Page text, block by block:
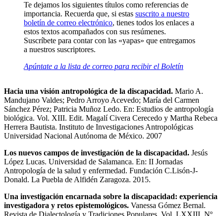
Te dejamos los siguientes títulos como referencias de
importancia. Recuerda que, si estas suscrito a nuestro
boletín de correo electrónico, tienes todos los enlaces a
estos textos acompañados con sus resúmenes.
Suscríbete para contar con las «yapas» que entregamos
a nuestros suscriptores.
Apúntate a la lista de correo para recibir el Boletín
Hacia una visión antropológica de la discapacidad. Mario A.
Mandujano Valdes; Pedro Arroyo Acevedo; María del Carmen
Sánchez Pérez; Patricia Muñoz Ledo. En: Estudios de antropología
biológica. Vol. XIII. Edit. Magalí Civera Cerecedo y Martha Rebeca
Herrera Bautista. Instituto de Investigaciones Antropológicas
Universidad Nacional Autónoma de México. 2007
Los nuevos campos de investigación de la discapacidad. Jesús
López Lucas. Universidad de Salamanca. En: II Jornadas
Antropología de la salud y enfermedad. Fundación C.Lisón-J-
Donald. La Puebla de Alfidén Zaragoza. 2015.
Una investigación encarnada sobre la discapacidad: experiencia
investigadora y retos epistemológicos. Vanessa Gómez Bernal.